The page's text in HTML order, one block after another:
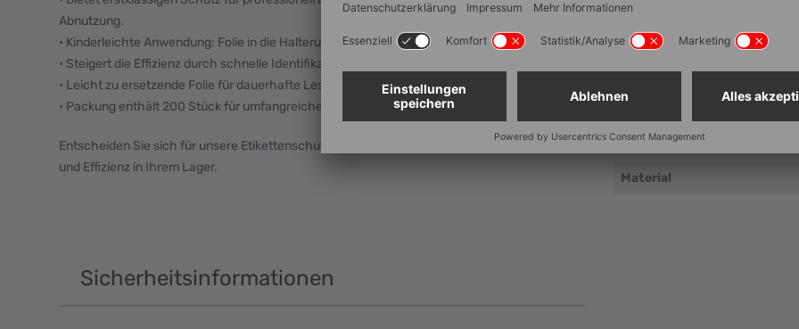
Abnutzung.
• Kinderleichte Anwendung: Folie in die Halterung schieben, optimale Lesbarkeit garantiert.
• Steigert die Effizienz durch schnelle Identifikation des Inhalts.
• Leicht zu ersetzende Folie für dauerhafte Lesbarkeit der Etiketten.
• Packung enthält 200 Stück für umfangreiche Nutzung.
Entscheiden Sie sich für unsere Etikettenschutzfolie – die ideale Lösung für Schutz, Ordnung
und Effizienz in Ihrem Lager.
Wandsystemen möglich
Elektrische Leitfähigkeit
Stapelbar
Material
Sicherheitsinformationen